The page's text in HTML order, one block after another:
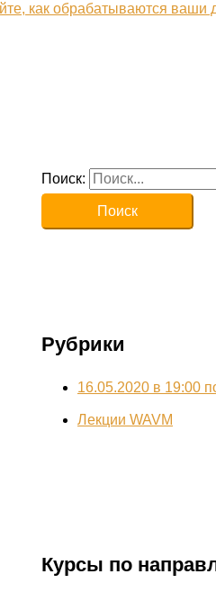
как обрабатываются ваши
Поиск:
Рубрики
16.05.2020 в 19:00
Лекции WAVM
Курсы по